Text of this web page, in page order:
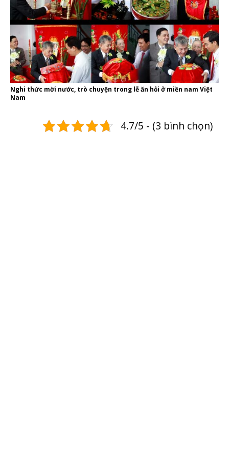
Nghi thức mời nước, trò chuyện trong lễ ăn hỏi ở miền nam Việt
Nam
4.7/5 - (3 bình chọn)